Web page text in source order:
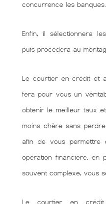
concurrence les banques.
Enfin, il sélectionnera
puis procédera au
Le courtier en crédit et
fera pour vous un
obtenir le meilleur taux
moins chère sans
afin de vous permettre
opération financière. en
souvent complexe, vous
Le courtier en crédit